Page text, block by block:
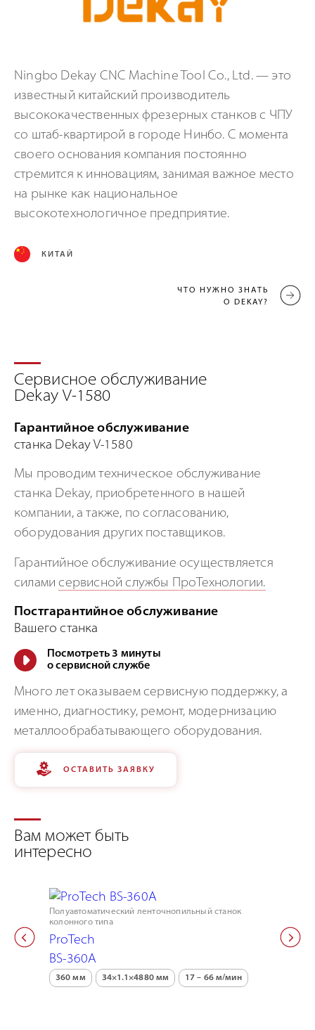
Ningbo Dekay CNC Machine Tool Co., Ltd. — это
известный китайский производитель
высококачественных фрезерных станков с ЧПУ
со штаб-квартирой в городе Нинбо. С момента
своего основания компания постоянно
стремится к инновациям, занимая важное место
на рынке как национальное
высокотехнологичное предприятие.
КИТАЙ
ЧТО НУЖНО ЗНАТЬ
О DEKAY?
Сервисное обслуживание
Dekay V-1580
Гарантийное обслуживание
станка Dekay V-1580
Мы проводим техническое обслуживание
станка Dekay, приобретенного в нашей
компании, а также, по согласованию,
оборудования других поставщиков.
Гарантийное обслуживание осуществляется
силамисервисной службы ПроТехнологии.
Постгарантийное обслуживание
Вашего станка
Посмотреть 3 минуты
о сервисной службе
Много лет оказываем сервисную поддержку, а
именно, диагностику, ремонт, модернизацию
металлообрабатывающего оборудования.
ОСТАВИТЬ ЗАЯВКУ
Вам может быть
интересно
Полуавтоматический ленточнопильный станок
колонного типа
ProTech
BS-360A
360 мм 34×1.1×4880 мм 17 – 66 м/мин
ProTech
BS-250V